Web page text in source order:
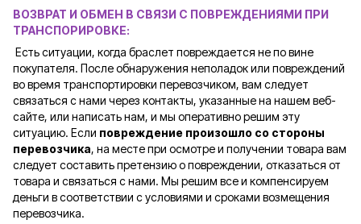
ВОЗВРАТ И ОБМЕН В СВЯЗИ С ПОВРЕЖДЕНИЯМИ ПРИ
ТРАНСПОРИРОВКЕ:
Есть ситуации, когда браслет повреждается не по вине
покупателя. После обнаружения неполадок или повреждений
во время транспортировки перевозчиком, вам следует
связаться с нами через контакты, указанные на нашем веб-
сайте, или написать нам, и мы оперативно решим эту
ситуацию. Если повреждение произошло со стороны
перевозчика, на месте при осмотре и получении товара вам
следует составить претензию о повреждении, отказаться от
товара и связаться с нами. Мы решим все и компенсируем
деньги в соответствии с условиями и сроками возмещения
перевозчика.